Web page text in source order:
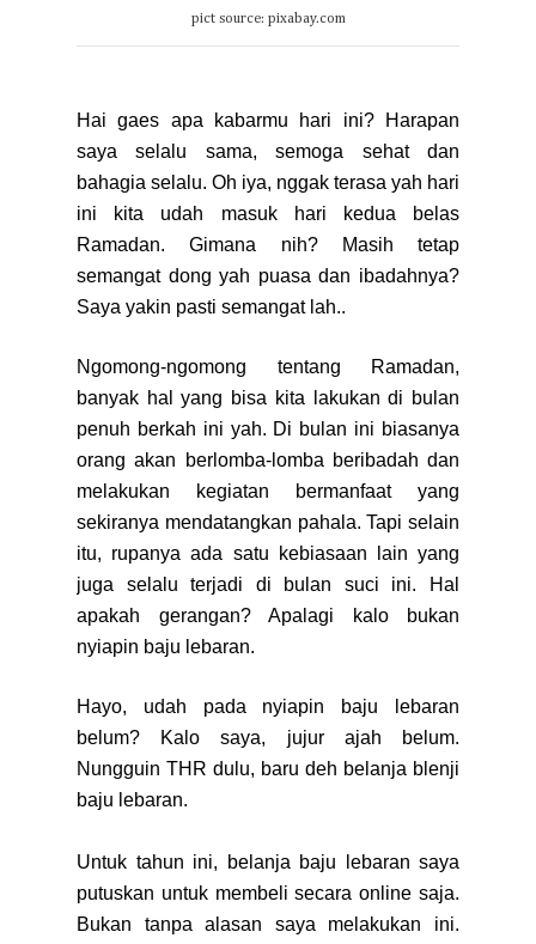
pict source: pixabay.com
Hai gaes apa kabarmu hari ini? Harapan
saya selalu sama, semoga sehat dan
bahagia selalu. Oh iya, nggak terasa yah hari
ini kita udah masuk hari kedua belas
Ramadan. Gimana nih? Masih tetap
semangat dong yah puasa dan ibadahnya?
Saya yakin pasti semangat lah..
Ngomong-ngomong tentang Ramadan,
banyak hal yang bisa kita lakukan di bulan
penuh berkah ini yah. Di bulan ini biasanya
orang akan berlomba-lomba beribadah dan
melakukan kegiatan bermanfaat yang
sekiranya mendatangkan pahala. Tapi selain
itu, rupanya ada satu kebiasaan lain yang
juga selalu terjadi di bulan suci ini. Hal
apakah gerangan? Apalagi kalo bukan
nyiapin baju lebaran.
Hayo, udah pada nyiapin baju lebaran
belum? Kalo saya, jujur ajah belum.
Nungguin THR dulu, baru deh belanja blenji
baju lebaran.
Untuk tahun ini, belanja baju lebaran saya
putuskan untuk membeli secara online saja.
Bukan tanpa alasan saya melakukan ini.